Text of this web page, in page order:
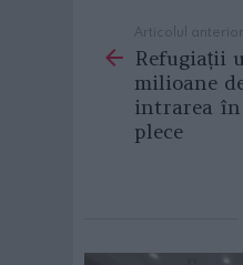
more
Articolul anterior
Refugiații
milioane
intrarea în
plece